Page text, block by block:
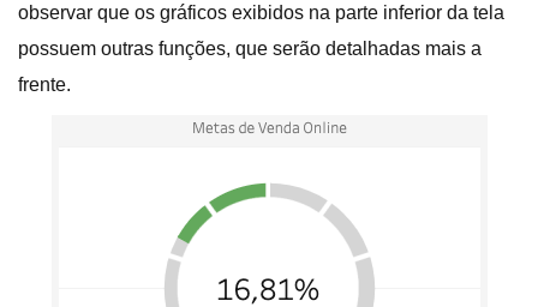
observar que os gráficos exibidos na parte inferior da tela
possuem outras funções, que serão detalhadas mais a
frente.